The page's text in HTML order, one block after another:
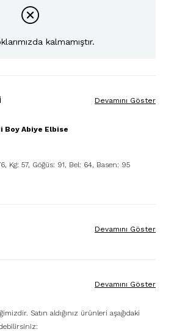
kalmamıştır.
Boy Abiye Elbise
Kg: 57, Göğüs: 91, Bel: 64, Basen: 95
Devamını Göster
Devamını Göster
Satın aldığınız ürünleri aşağıdaki
Devamını Göster